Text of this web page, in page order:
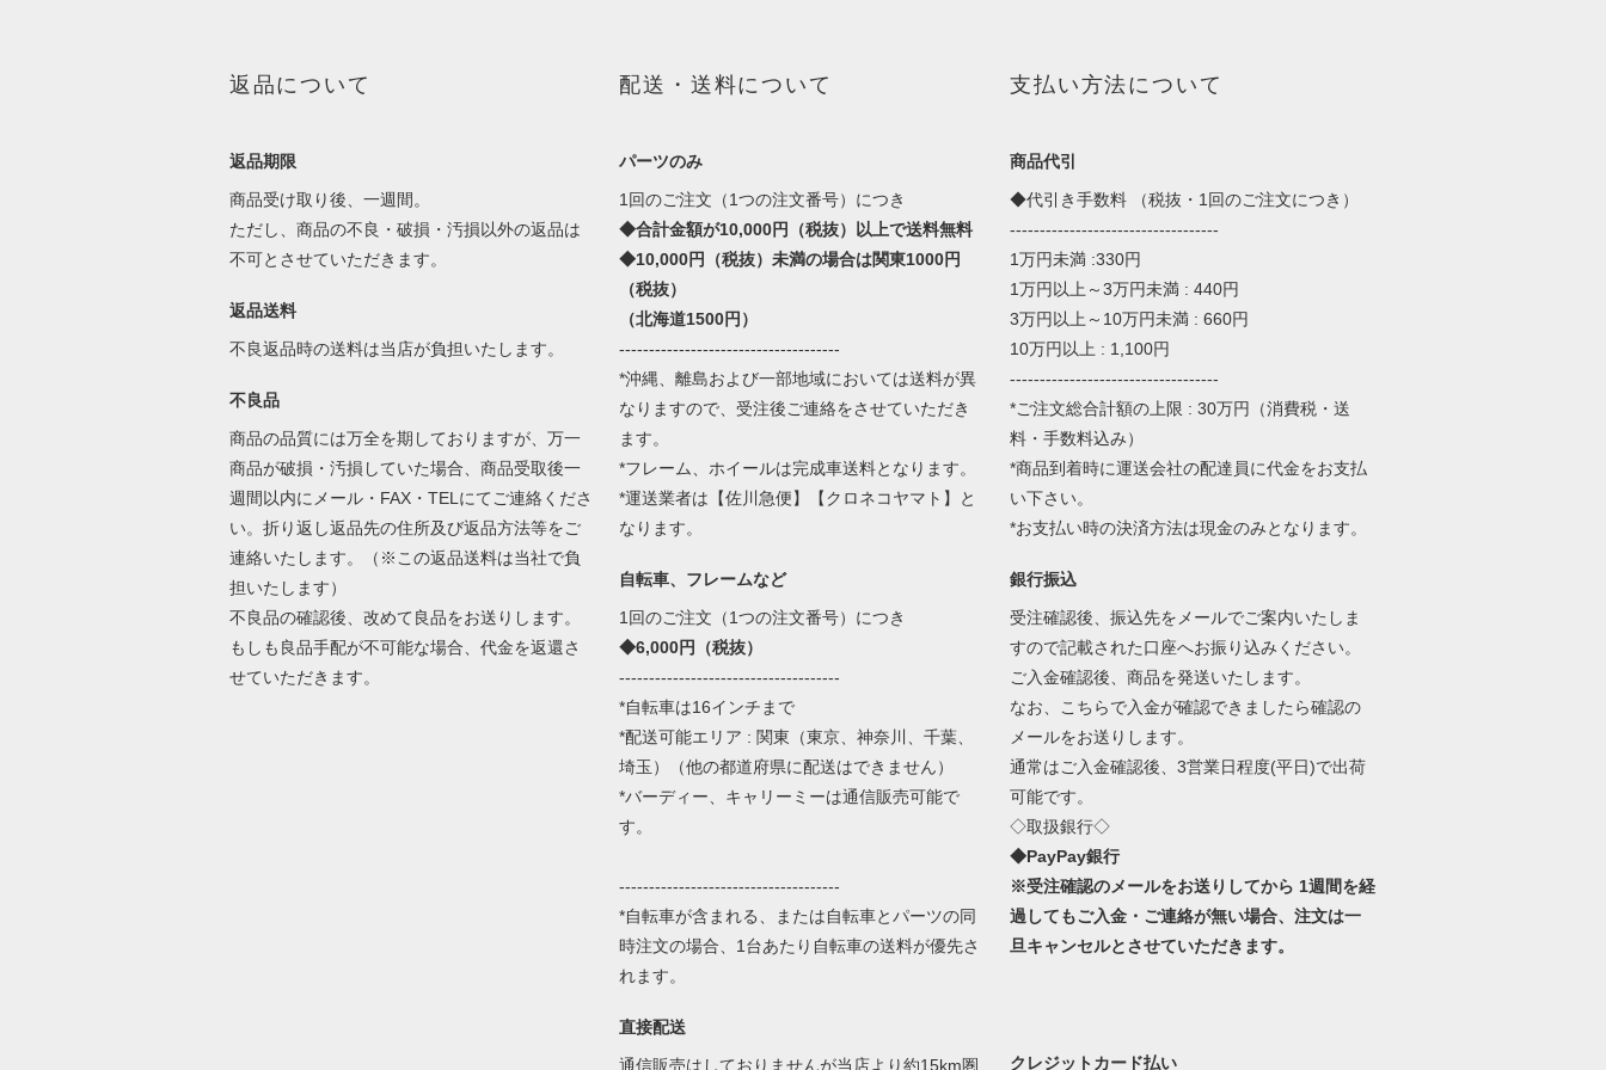
返品について
返品期限
商品受け取り後、一週間。
ただし、商品の不良・破損・汚損以外の返品は
不可とさせていただきます。
返品送料
不良返品時の送料は当店が負担いたします。
不良品
商品の品質には万全を期しておりますが、万一
商品が破損・汚損していた場合、商品受取後一
週間以内にメール・FAX・TELにてご連絡くださ
い。折り返し返品先の住所及び返品方法等をご
連絡いたします。（※この返品送料は当社で負
担いたします）
不良品の確認後、改めて良品をお送りします。
もしも良品手配が不可能な場合、代金を返還さ
せていただきます。
配送・送料について
パーツのみ
1回のご注文（1つの注文番号）につき
◆合計金額が10,000円（税抜）以上で送料無料
◆10,000円（税抜）未満の場合は関東1000円
（税抜）
（北海道1500円）
-------------------------------------
*沖縄、離島および一部地域においては送料が異
なりますので、受注後ご連絡をさせていただき
ます。
*フレーム、ホイールは完成車送料となります。
*運送業者は【佐川急便】【クロネコヤマト】と
なります。
自転車、フレームなど
1回のご注文（1つの注文番号）につき
◆6,000円（税抜）
-------------------------------------
*自転車は16インチまで
*配送可能エリア : 関東（東京、神奈川、千葉、
埼玉）（他の都道府県に配送はできません）
*バーディー、キャリーミーは通信販売可能で
す。
-------------------------------------
*自転車が含まれる、または自転車とパーツの同
時注文の場合、1台あたり自転車の送料が優先さ
れます。
直接配送
通信販売はしておりませんが当店より約15km圏
支払い方法について
商品代引
◆代引き手数料 （税抜・1回のご注文につき）
-----------------------------------
1万円未満 :330円
1万円以上～3万円未満 : 440円
3万円以上～10万円未満 : 660円
10万円以上 : 1,100円
-----------------------------------
*ご注文総合計額の上限 : 30万円（消費税・送
料・手数料込み）
*商品到着時に運送会社の配達員に代金をお支払
い下さい。
*お支払い時の決済方法は現金のみとなります。
銀行振込
受注確認後、振込先をメールでご案内いたしま
すので記載された口座へお振り込みください。
ご入金確認後、商品を発送いたします。
なお、こちらで入金が確認できましたら確認の
メールをお送りします。
通常はご入金確認後、3営業日程度(平日)で出荷
可能です。
◇取扱銀行◇
◆PayPay銀行
※受注確認のメールをお送りしてから 1週間を経
過してもご入金・ご連絡が無い場合、注文は一
旦キャンセルとさせていただきます。
クレジットカード払い